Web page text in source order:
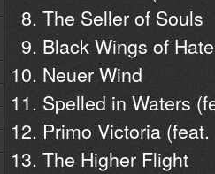
The Seller of Souls
Black Wings of Hate
Neuer Wind
Spelled in Waters
Primo Victoria
The Higher Flight